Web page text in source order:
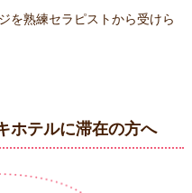
を熟練セラピストから受けら
ホテルに滞在の方へ